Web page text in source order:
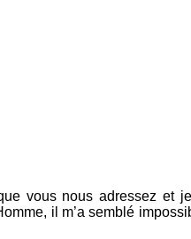
vous nous adressez et
il m’a semblé